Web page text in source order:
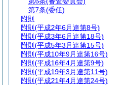
第7条(委任)
附則
附則 (平成2年6月達第8号)
附則 (平成3年6月達第18号)
附則 (平成5年3月達第15号)
附則 (平成10年9月達第16号)
附則 (平成16年4月達第9号)
附則 (平成19年3月達第11号)
附則 (平成21年4月達第24号)